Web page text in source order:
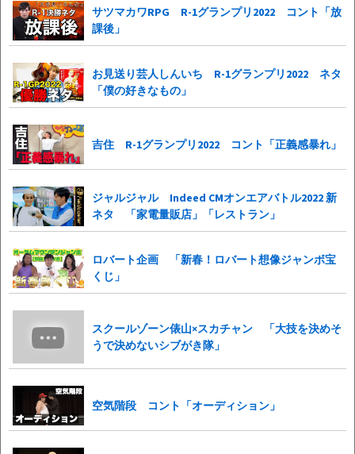
サツマカワRPG R-1グランプリ2022 コント「放
課後」
お見送り芸人しんいち R-1グランプリ2022 ネタ
「僕の好きなもの」
吉住 R-1グランプリ2022 コント「正義感暴れ」
ジャルジャル Indeed CMオンエアバトル2022 新
ネタ 「家電量販店」「レストラン」
ロバート企画 「新春！ロバート想像ジャンボ宝
くじ」
スクールゾーン俵山×スカチャン 「大技を決めそ
うで決めないシブがき隊」
空気階段 コント「オーディション」